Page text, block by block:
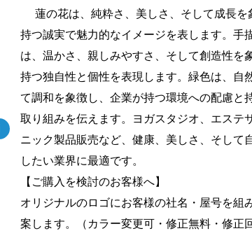
蓮の花は、純粋さ、美しさ、そして成長を
持つ誠実で魅力的なイメージを表します。手
は、温かさ、親しみやすさ、そして創造性を
持つ独自性と個性を表現します。緑色は、自
て調和を象徴し、企業が持つ環境への配慮と
取り組みを伝えます。ヨガスタジオ、エステ
ニック製品販売など、健康、美しさ、そして
したい業界に最適です。
【ご購入を検討のお客様へ】
オリジナルのロゴにお客様の社名・屋号を組
案します。（カラー変更可・修正無料・修正